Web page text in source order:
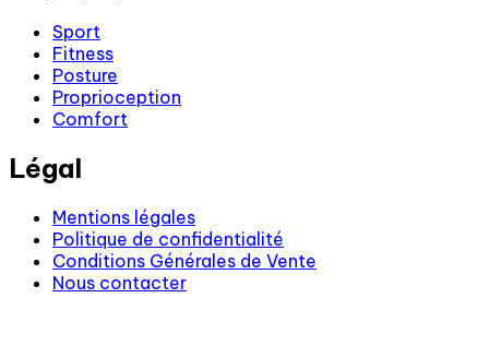
Sport
Fitness
Posture
Proprioception
Comfort
Légal
Mentions légales
Politique de confidentialité
Conditions Générales de Vente
Nous contacter